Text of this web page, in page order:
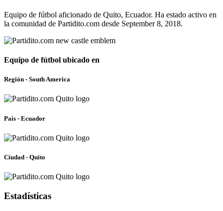
Equipo de fútbol aficionado de Quito, Ecuador. Ha estado activo en
la comunidad de Partidito.com desde September 8, 2018.
Equipo de fútbol ubicado en
Región - South America
País - Ecuador
Ciudad - Quito
Estadísticas